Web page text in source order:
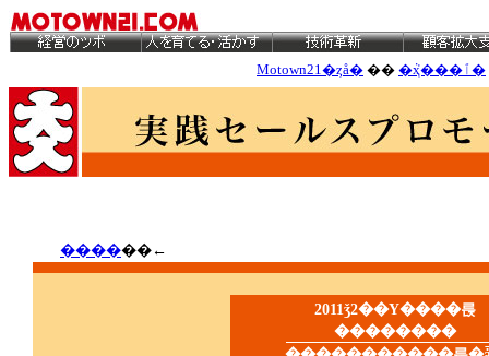
Motown21�ȥå� �� �ܵҳ���ٱ�
������←
2011ǯ2��Υ����륹
��������